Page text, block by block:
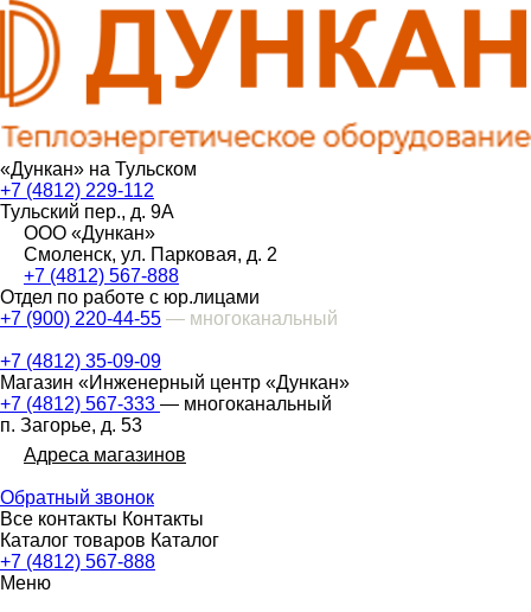
«Дункан» на Тульском
+7 (4812) 229-112
Тульский пер., д. 9А
ООО «Дункан»
Смоленск, ул. Парковая, д. 2
+7 (4812) 567-888
Отдел по работе с юр.лицами
+7 (900) 220-44-55 — многоканальный
+7 (4812) 35-09-09
Магазин «Инженерный центр «Дункан»
+7 (4812) 567-333 — многоканальный
п. Загорье, д. 53
Адреса магазинов
Обратный звонок
Все контакты Контакты
Каталог товаров Каталог
+7 (4812) 567-888
Меню